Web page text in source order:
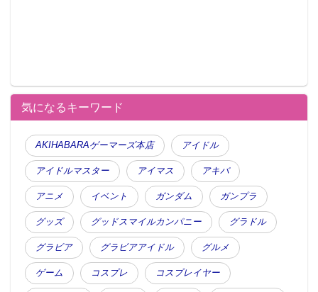
（全1種） A2サイズ
「鞠莉」の私服姿を描きおろした、壁掛け式のアート
ポスター。
●I賞 黒澤ルビィ 掛式アートポスター
気になるキーワード
AKIHABARAゲーマーズ本店 アイドル
アイドルマスター アイマス アキバ
アニメ イベント ガンダム ガンプラ
グッズ グッドスマイルカンパニー グラドル
グラビア グラビアアイドル グルメ
ゲーム コスプレ コスプレイヤー